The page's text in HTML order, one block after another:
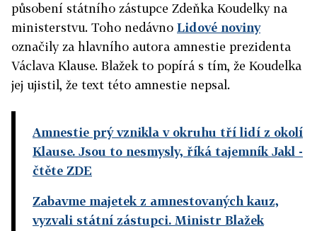
působení státního zástupce Zdeňka Koudelky na
ministerstvu. Toho nedávno Lidové noviny
označily za hlavního autora amnestie prezidenta
Václava Klause. Blažek to popírá s tím, že Koudelka
jej ujistil, že text této amnestie nepsal.
Amnestie prý vznikla v okruhu tří lidí z okolí
Klause. Jsou to nesmysly, říká tajemník Jakl -
čtěte ZDE
Zabavme majetek z amnestovaných kauz,
vyzvali státní zástupci. Ministr Blažek